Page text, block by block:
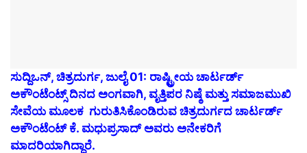
ಸುದ್ದಿಒನ್, ಚಿತ್ರದುರ್ಗ, ಜುಲೈ 01: ರಾಷ್ಟ್ರೀಯ ಚಾರ್ಟರ್ಡ್
ಅಕೌಂಟೆಂಟ್ಸ್ ದಿನದ ಅಂಗವಾಗಿ, ವೃತ್ತಿಪರ ನಿಷ್ಠೆ ಮತ್ತು ಸಮಾಜಮುಖಿ
ಸೇವೆಯ ಮೂಲಕ ಗುರುತಿಸಿಕೊಂಡಿರುವ ಚಿತ್ರದುರ್ಗದ ಚಾರ್ಟರ್ಡ್
ಅಕೌಂಟೆಂಟ್ ಕೆ. ಮಧುಪ್ರಸಾದ್ ಅವರು ಅನೇಕರಿಗೆ
ಮಾದರಿಯಾಗಿದ್ದಾರೆ.